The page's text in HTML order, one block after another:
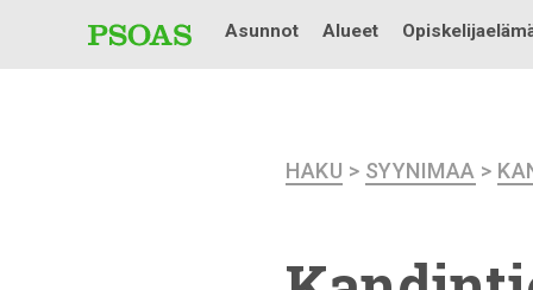
Asunnot Alueet
HAKU > SYYNIMAA >